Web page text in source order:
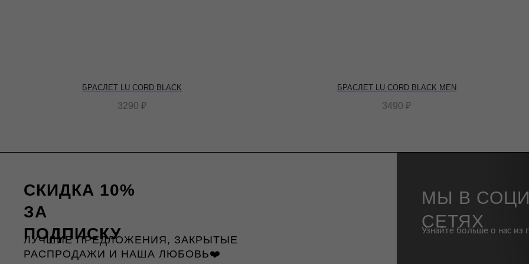
БРАСЛЕТ LU CORD BLACK
3290 ₽
БРАСЛЕТ LU CORD BLACK MEN
3490 ₽
СКИДКА 10%
ЗА
ПОДПИСКУ
МЫ В
СЕТЯХ
Узнайте больше о нас из
ЛУЧШИЕ ПРЕДЛОЖЕНИЯ, ЗАКРЫТЫЕ
РАСПРОДАЖИ И НАША ЛЮБОВЬ❤️